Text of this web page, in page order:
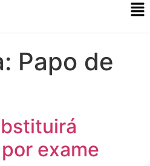
Papo de
exame